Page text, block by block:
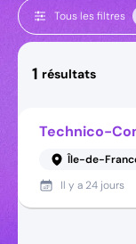
Tous les filtres
1 résultats
Technico-
Île-de-
Il y a 24 jours